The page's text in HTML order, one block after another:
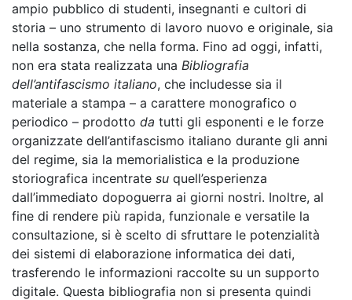
ampio pubblico di studenti, insegnanti e cultori di
storia – uno strumento di lavoro nuovo e originale, sia
nella sostanza, che nella forma. Fino ad oggi, infatti,
non era stata realizzata una Bibliografia
dell’antifascismo italiano, che includesse sia il
materiale a stampa – a carattere monografico o
periodico – prodotto da tutti gli esponenti e le forze
organizzate dell’antifascismo italiano durante gli anni
del regime, sia la memorialistica e la produzione
storiografica incentrate su quell’esperienza
dall’immediato dopoguerra ai giorni nostri. Inoltre, al
fine di rendere più rapida, funzionale e versatile la
consultazione, si è scelto di sfruttare le potenzialità
dei sistemi di elaborazione informatica dei dati,
trasferendo le informazioni raccolte su un supporto
digitale. Questa bibliografia non si presenta quindi